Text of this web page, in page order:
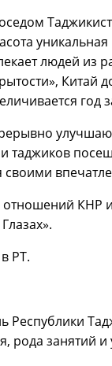
людей из
Китай
год
таджиков
своими
отношений КНР
РТ.
рода занятий и